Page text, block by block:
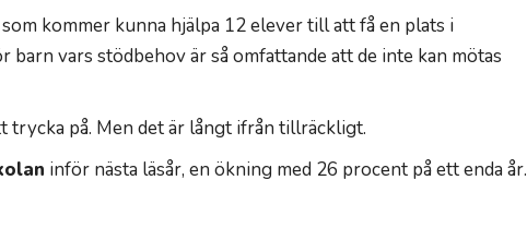
kommer kunna hjälpa 12 elever till att få en plats i
vars stödbehov är så omfattande att de inte kan mötas
trycka på. Men det är långt ifrån tillräckligt.
inför nästa läsår, en ökning med 26 procent på ett enda år.